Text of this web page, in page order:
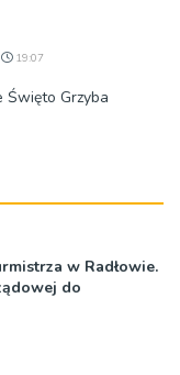
19:07
Święto Grzyba
w Radłowie.
do